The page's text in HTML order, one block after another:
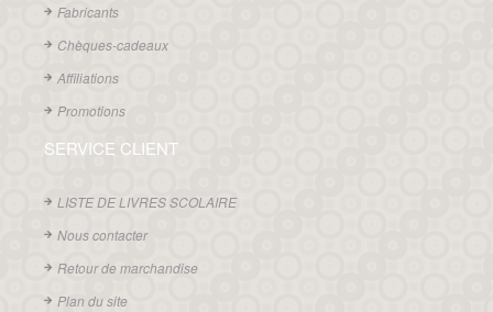
Fabricants
Chèques-cadeaux
Affiliations
Promotions
SERVICE CLIENT
LISTE DE LIVRES SCOLAIRE
Nous contacter
Retour de marchandise
Plan du site